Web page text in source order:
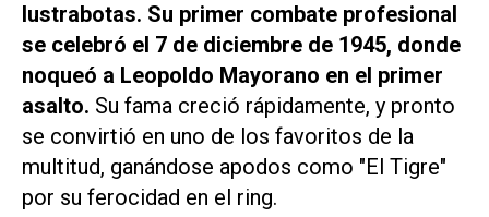
lustrabotas. Su primer combate profesional
se celebró el 7 de diciembre de 1945, donde
noqueó a Leopoldo Mayorano en el primer
asalto. Su fama creció rápidamente, y pronto
se convirtió en uno de los favoritos de la
multitud, ganándose apodos como "El Tigre"
por su ferocidad en el ring.